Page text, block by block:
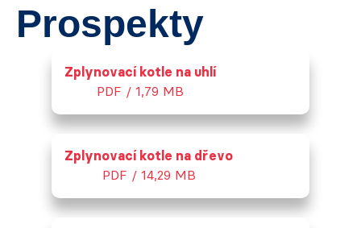
Prospekty
Zplynovací kotle na uhlí
PDF / 1,79 MB
Zplynovací kotle na dřevo
PDF / 14,29 MB